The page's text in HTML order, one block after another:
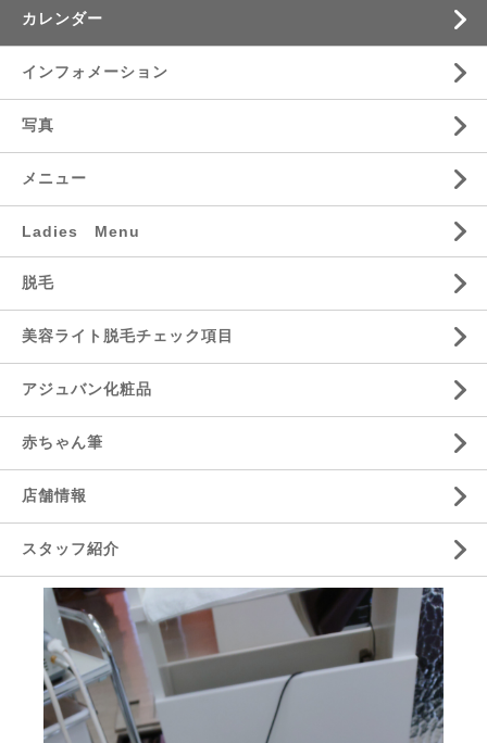
カレンダー
インフォメーション
写真
メニュー
Ladies Menu
脱毛
美容ライト脱毛チェック項目
アジュバン化粧品
赤ちゃん筆
店舗情報
スタッフ紹介